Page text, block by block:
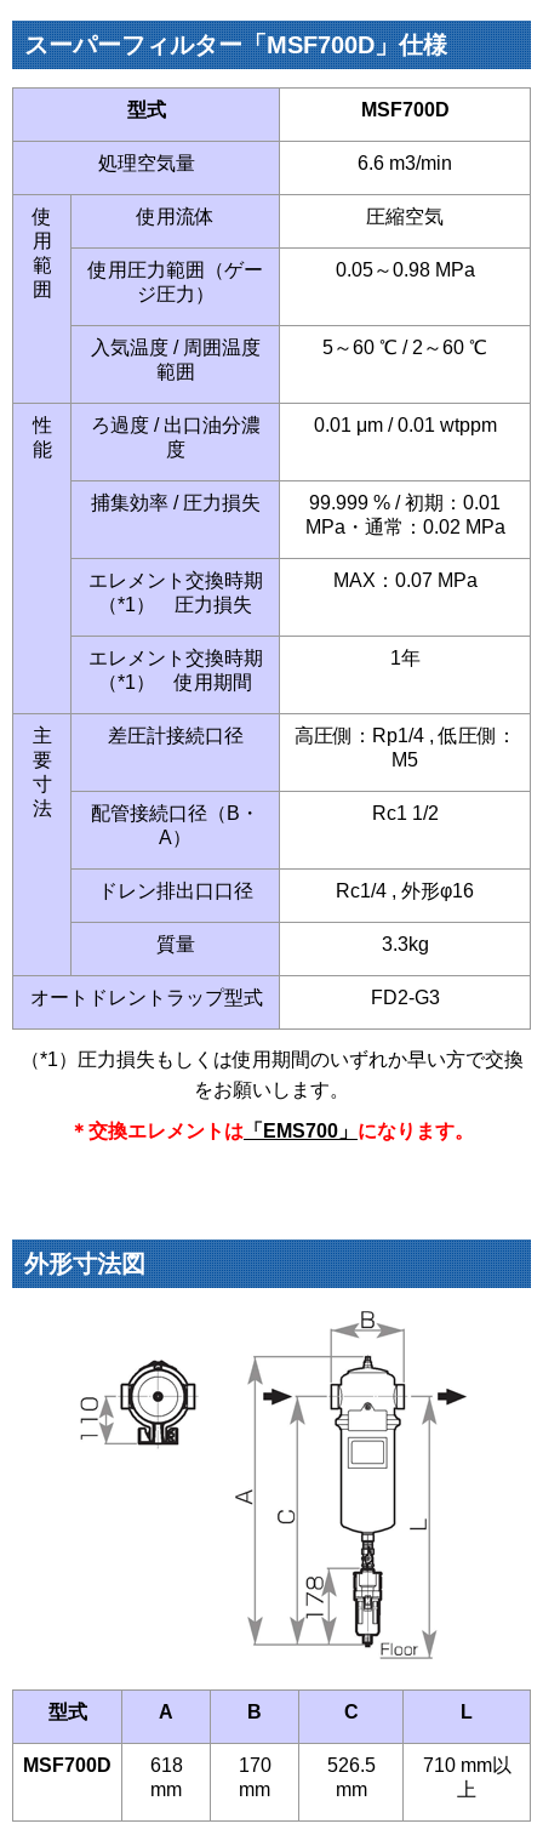
スーパーフィルター「MSF700D」仕様
型式 MSF700D
処理空気量 6.6 m3/min
使
用
範
囲
使用流体 圧縮空気
使用圧力範囲（ゲー
ジ圧力）
0.05～0.98 MPa
入気温度 / 周囲温度
範囲
5～60 ℃ / 2～60 ℃
性
能
ろ過度 / 出口油分濃
度
0.01 μm / 0.01 wtppm
捕集効率 / 圧力損失
99.999 % / 初期：0.01
MPa・通常：0.02 MPa
エレメント交換時期
（*1） 圧力損失
MAX：0.07 MPa
エレメント交換時期
（*1） 使用期間
1年
主
要
寸
法
差圧計接続口径
高圧側：Rp1/4 , 低圧側：
M5
配管接続口径（B・
A）
Rc1 1/2
ドレン排出口口径 Rc1/4 , 外形φ16
質量 3.3kg
オートドレントラップ型式 FD2-G3
（*1）圧力損失もしくは使用期間のいずれか早い方で交換
をお願いします。
＊交換エレメントは 「EMS700」 になります。
外形寸法図
型式 A B C L
MSF700D
618
mm
170
mm
526.5
mm
710 mm以
上